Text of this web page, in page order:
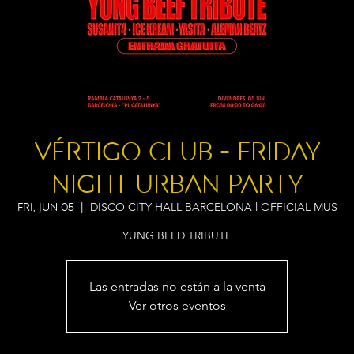
VÉRTIGO CLUB - FRIDAY
NIGHT URBAN PARTY
Fri, Jun 05
  |
DISCO CITY HALL BARCELONA l OFFICIAL MUS
YUNG BEED TRIBUTE
Las entradas no están a la venta
Ver otros eventos